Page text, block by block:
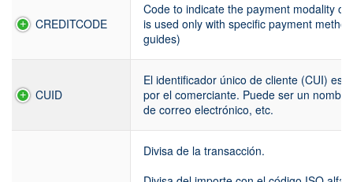
CREDITCODE
Code to indicate the payment modality
is used only with specific payment
guides)
CUID
El identificador único de cliente (CUI) es
por el comerciante. Puede ser un
de correo electrónico, etc.
Divisa de la transacción.